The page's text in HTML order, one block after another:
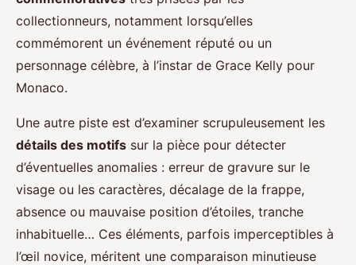
collectionneurs, notamment lorsqu’elles
commémorent un événement réputé ou un
personnage célèbre, à l’instar de Grace Kelly pour
Monaco.
Une autre piste est d’examiner scrupuleusement les
détails des motifs sur la pièce pour détecter
d’éventuelles anomalies : erreur de gravure sur le
visage ou les caractères, décalage de la frappe,
absence ou mauvaise position d’étoiles, tranche
inhabituelle… Ces éléments, parfois imperceptibles à
l’œil novice, méritent une comparaison minutieuse